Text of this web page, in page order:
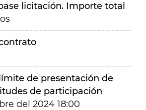
licitación. Importe total
de presentación de
de participación
del 2024 18:00